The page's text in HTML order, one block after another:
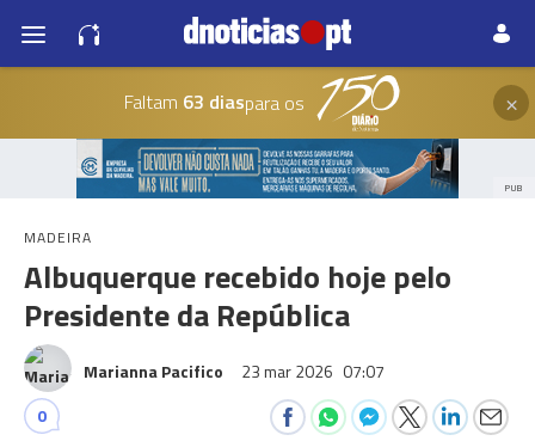
Faltam 63 diaspara os ×
PUB
MADEIRA
Albuquerque recebido hoje pelo
Presidente da República
Marianna Pacifico 23 mar 2026 07:07
0